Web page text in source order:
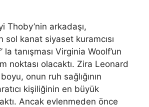
Thoby’nin arkadaşı,
sol kanat siyaset kuramcısı
’ la tanışması Virginia Woolf’un
noktası olacaktı. Zira Leonard
onun ruh sağlığının
kişiliğinin en büyük
Ancak evlenmeden önce